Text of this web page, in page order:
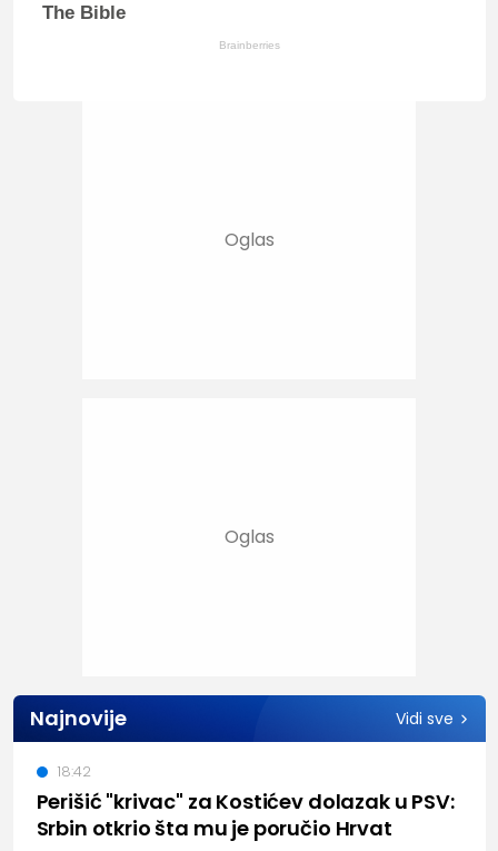
The Bible
Brainberries
Najnovije Vidi sve
Perišić "krivac" za Kostićev dolazak u PSV:
Srbin otkrio šta mu je poručio Hrvat
18:42